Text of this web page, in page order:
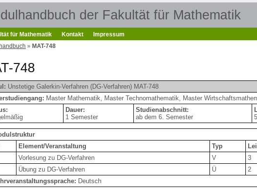
der Fakultät für Mathematik
für Mathematik Kontakt
Impressum
» MAT-748
748
Unstetige Galerkin-Verfahren (DG-Verfahren) MAT-748
Master Mathematik, Master Technomathematik, Master
Dauer:
1 Semester
Studienabschnitt:
ab dem 6. Semester
5
Element/Veranstaltung Typ
Vorlesung zu DG-Verfahren V 3
Übung zu DG-Verfahren Ü 2
Deutsch